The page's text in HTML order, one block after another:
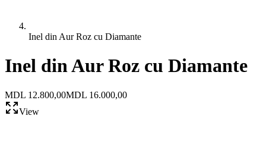
Inel din Aur Roz cu Diamante
Inel din Aur Roz cu Diamante
MDL 12.800,00MDL 16.000,00
View